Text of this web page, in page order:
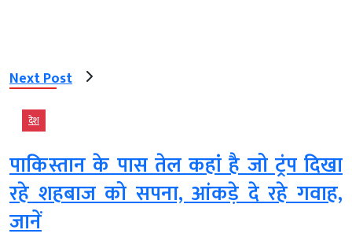
Next Post
देश
पाकिस्तान के पास तेल कहां है जो ट्रंप दिखा
रहे शहबाज को सपना, आंकड़े दे रहे गवाह,
जानें